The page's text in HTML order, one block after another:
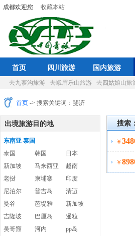
成都欢迎您 收藏本站
首页 四川旅游 国内旅游
去九寨沟旅游 去峨眉乐山旅游 去四姑娘山旅
首页 -> 搜索关键词：斐济
出境旅游目的地
东南亚 泰国
泰国
韩国
日本
新加坡
马来西亚
越南
老挝
柬埔寨
印度
尼泊尔
普吉岛
清迈
曼谷
芭堤雅
新加坡
吉隆坡
巴厘岛
暹粒
吴哥窟
河内
pp岛
搜索：
￥
￥